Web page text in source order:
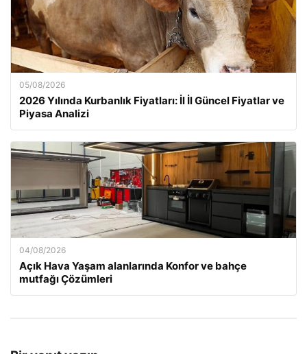
05/08/2026
2026 Yılında Kurbanlık Fiyatları: İl İl Güncel Fiyatlar ve
Piyasa Analizi
04/08/2026
Açık Hava Yaşam alanlarında Konfor ve bahçe
mutfağı Çözümleri